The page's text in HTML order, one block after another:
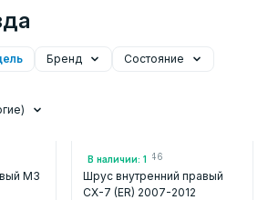
Бренд
Состояние
M3
В наличии: 1
Арт.: NPWMZ046
Шрус внутренний правый
CX-7 (ER) 2007-2012